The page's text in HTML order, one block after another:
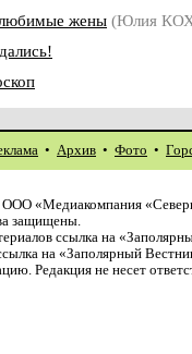
жены (Юлия
• Архив • Фото •
ООО «Медиакомпания
защищены.
ссылка на
на «Заполярный
Редакция не несет